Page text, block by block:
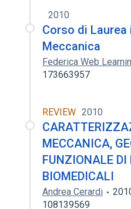
2010
Corso di Laurea
Meccanica
Federica Web
173663957
REVIEW 2010
MECCANICA,
FUNZIONALE DI
BIOMEDICALI
Andrea Cerardi
108139569